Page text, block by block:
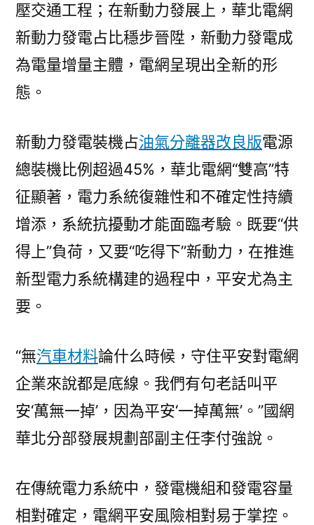
壓交通工程；在新動力發展上，華北電網
新動力發電占比穩步晉陞，新動力發電成
為電量增量主體，電網呈現出全新的形
態。
新動力發電裝機占油氣分離器改良版電源
總裝機比例超過45%，華北電網“雙高”特
征顯著，電力系統復雜性和不確定性持續
增添，系統抗擾動才能面臨考驗。既要“供
得上”負荷，又要“吃得下”新動力，在推進
新型電力系統構建的過程中，平安尤為主
要。
“無汽車材料論什么時候，守住平安對電網
企業來說都是底線。我們有句老話叫平
安‘萬無一掉’，因為平安‘一掉萬無’。”國網
華北分部發展規劃部副主任李付強說。
在傳統電力系統中，發電機組和發電容量
相對確定，電網平安風險相對易于掌控。